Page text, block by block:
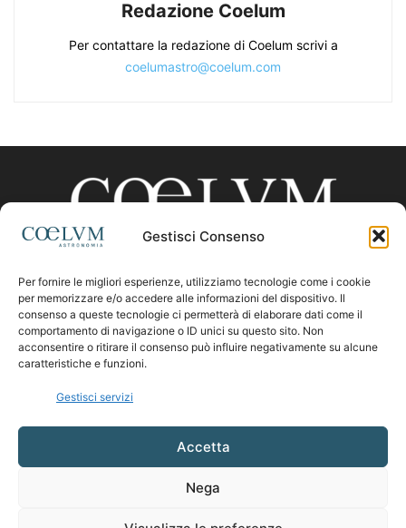
Gestisci Consenso
Per fornire le migliori esperienze, utilizziamo tecnologie come i cookie
per memorizzare e/o accedere alle informazioni del dispositivo. Il
consenso a queste tecnologie ci permetterà di elaborare dati come il
comportamento di navigazione o ID unici su questo sito. Non
acconsentire o ritirare il consenso può influire negativamente su alcune
caratteristiche e funzioni.
Gestisci servizi
Accetta
Nega
Redazione Coelum
Per contattare la redazione di Coelum scrivi a
coelumastro@coelum.com
CHI SIAMO
Contattaci:coelumastro@coelum.com